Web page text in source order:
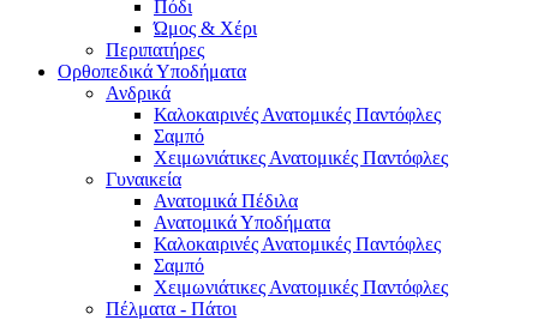
Πόδι
Ώμος & Χέρι
Περιπατήρες
Ορθοπεδικά Υποδήματα
Ανδρικά
Καλοκαιρινές Ανατομικές Παντόφλες
Σαμπό
Χειμωνιάτικες Ανατομικές Παντόφλες
Γυναικεία
Ανατομικά Πέδιλα
Ανατομικά Υποδήματα
Καλοκαιρινές Ανατομικές Παντόφλες
Σαμπό
Χειμωνιάτικες Ανατομικές Παντόφλες
Πέλματα - Πάτοι